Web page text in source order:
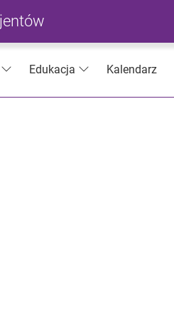
Edukacja Kalendarz